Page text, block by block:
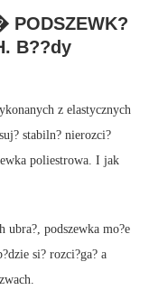
PODSZEWK?
B??dy
z elastycznych
stabiln? nierozci?
poliestrowa. I jak
ubra?, podszewka mo?e
si? rozci?ga? a